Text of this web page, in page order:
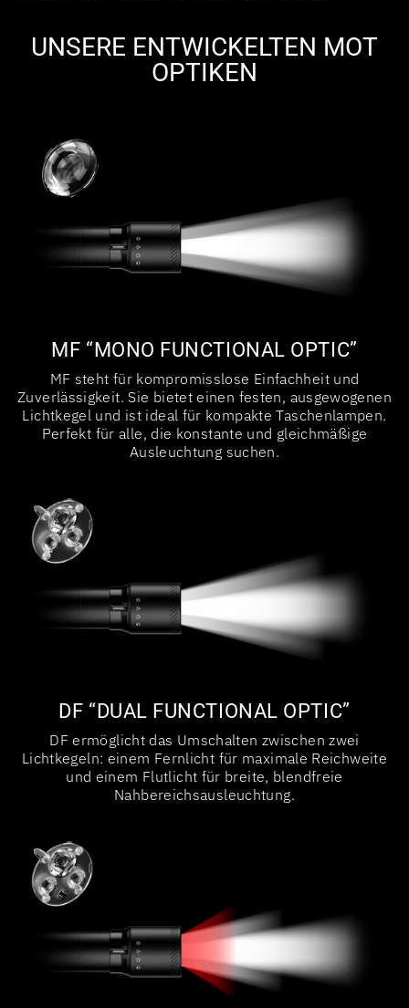
UNSERE ENTWICKELTEN MOT
OPTIKEN
MF “MONO FUNCTIONAL OPTIC”
MF steht für kompromisslose Einfachheit und
Zuverlässigkeit. Sie bietet einen festen, ausgewogenen
Lichtkegel und ist ideal für kompakte Taschenlampen.
Perfekt für alle, die konstante und gleichmäßige
Ausleuchtung suchen.
DF “DUAL FUNCTIONAL OPTIC”
DF ermöglicht das Umschalten zwischen zwei
Lichtkegeln: einem Fernlicht für maximale Reichweite
und einem Flutlicht für breite, blendfreie
Nahbereichsausleuchtung.